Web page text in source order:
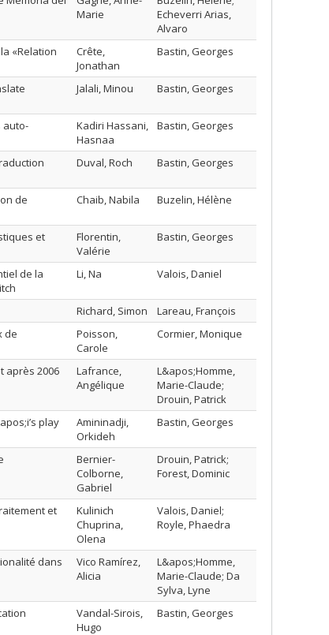
Marie
Echeverri Arias,
Alvaro
«Relation
Crête,
Jonathan
Bastin, Georges
Jalali, Minou Bastin, Georges
auto-
Kadiri Hassani,
Hasnaa
Bastin, Georges
Duval, Roch Bastin, Georges
de
Chaib, Nabila Buzelin, Hélène
et
Florentin,
Valérie
Bastin, Georges
de la
Li, Na Valois, Daniel
Richard, Simon
Lareau, François
de
Poisson,
Carole
Cormier, Monique
après 2006
Lafrance,
Angélique
L&apos;Homme,
Marie-Claude;
Drouin, Patrick
play
Amininadji,
Orkideh
Bastin, Georges
Bernier-
Colborne,
Gabriel
Drouin, Patrick;
Forest, Dominic
et
Kulinich
Chuprina,
Olena
Valois, Daniel;
Royle, Phaedra
dans
Vico Ramírez,
Alicia
L&apos;Homme,
Marie-Claude; Da
Sylva, Lyne
Vandal-Sirois,
Hugo
Bastin, Georges